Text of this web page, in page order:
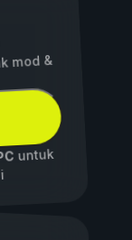
mod &
untuk